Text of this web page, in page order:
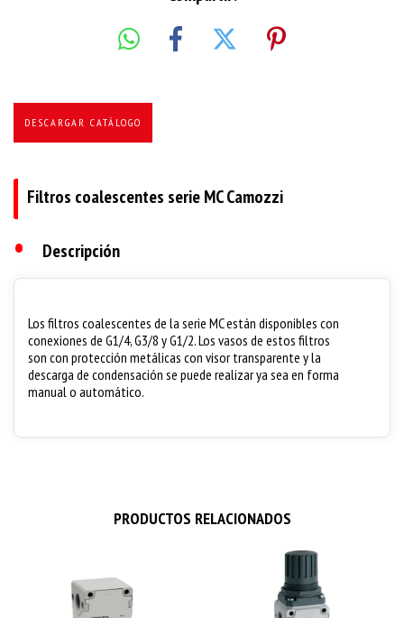
DESCARGAR CATÁLOGO
Filtros coalescentes serie MC Camozzi
• Descripción
Los filtros coalescentes de la serie MC están disponibles con
conexiones de G1/4, G3/8 y G1/2. Los vasos de estos filtros
son con protección metálicas con visor transparente y la
descarga de condensación se puede realizar ya sea en forma
manual o automático.
PRODUCTOS RELACIONADOS